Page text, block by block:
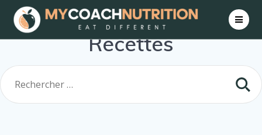
to
content
Recettes